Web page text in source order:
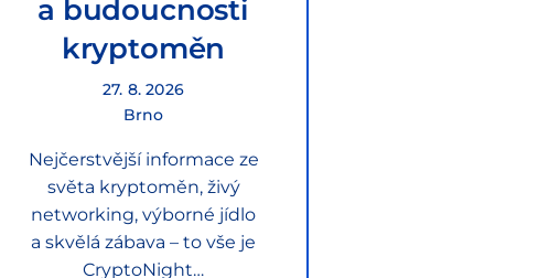
a budoucnosti
kryptoměn
27. 8. 2026
Brno
Nejčerstvější informace ze
světa kryptoměn, živý
networking, výborné jídlo
a skvělá zábava – to vše je
CryptoNight…